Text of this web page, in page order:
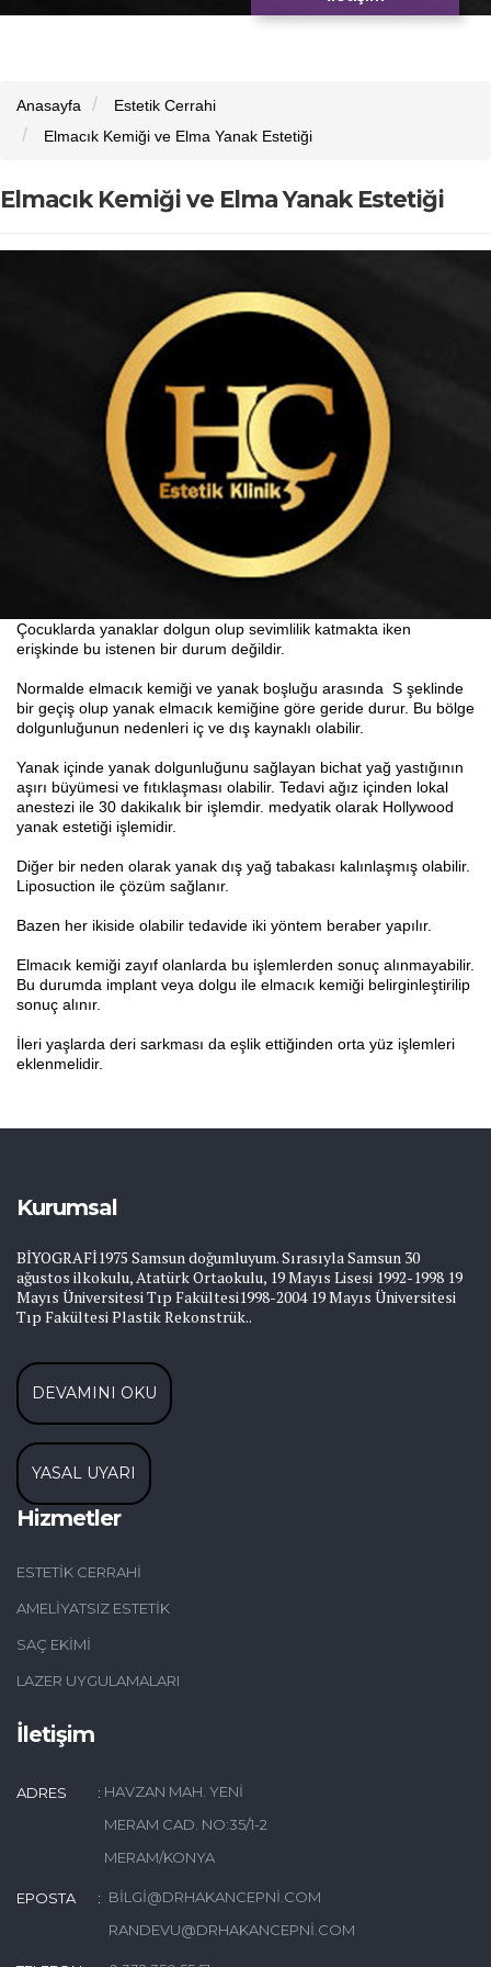
Anasayfa
Estetik Cerrahi
Elmacık Kemiği ve Elma Yanak Estetiği
Elmacık Kemiği ve Elma Yanak Estetiği
Çocuklarda yanaklar dolgun olup sevimlilik katmakta iken
erişkinde bu istenen bir durum değildir.
Normalde elmacık kemiği ve yanak boşluğu arasında S şeklinde
bir geçiş olup yanak elmacık kemiğine göre geride durur. Bu bölge
dolgunluğunun nedenleri iç ve dış kaynaklı olabilir.
Yanak içinde yanak dolgunluğunu sağlayan bichat yağ yastığının
aşırı büyümesi ve fıtıklaşması olabilir. Tedavi ağız içinden lokal
anestezi ile 30 dakikalık bir işlemdir. medyatik olarak Hollywood
yanak estetiği işlemidir.
Diğer bir neden olarak yanak dış yağ tabakası kalınlaşmış olabilir.
Liposuction ile çözüm sağlanır.
Bazen her ikiside olabilir tedavide iki yöntem beraber yapılır.
Elmacık kemiği zayıf olanlarda bu işlemlerden sonuç alınmayabilir.
Bu durumda implant veya dolgu ile elmacık kemiği belirginleştirilip
sonuç alınır.
İleri yaşlarda deri sarkması da eşlik ettiğinden orta yüz işlemleri
eklenmelidir.
Kurumsal
BİYOGRAFİ1975 Samsun doğumluyum. Sırasıyla Samsun 30
ağustos ilkokulu, Atatürk Ortaokulu, 19 Mayıs Lisesi 1992-1998 19
Mayıs Üniversitesi Tıp Fakültesi1998-2004 19 Mayıs Üniversitesi
Tıp Fakültesi Plastik Rekonstrük..
DEVAMINI OKU
YASAL UYARI
Hizmetler
ESTETIK CERRAHI
AMELIYATSIZ ESTETIK
SAÇ EKIMI
LAZER UYGULAMALARI
İletişim
ADRES
HAVZAN MAH. YENI
MERAM CAD. NO:35/1-2
MERAM/KONYA
EPOSTA
BILGI@DRHAKANCEPNI.COM
RANDEVU@DRHAKANCEPNI.COM